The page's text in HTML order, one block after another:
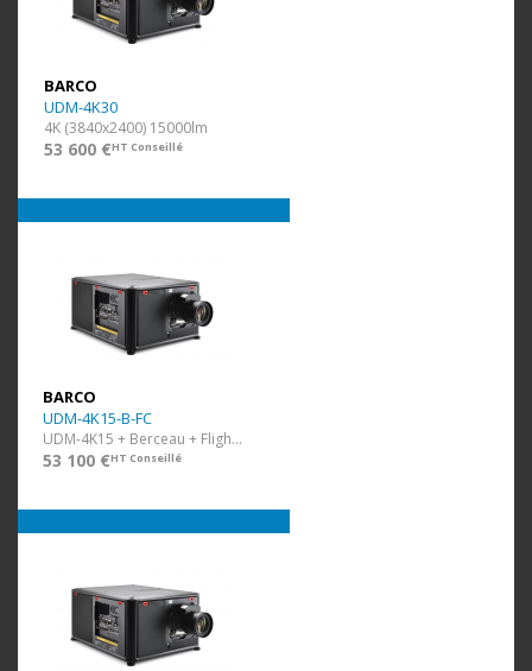
BARCO
UDM-4K30
4K (3840x2400) 15000lm
53 600 €HT Conseillé
BARCO
UDM-4K15-B-FC
UDM-4K15 + Berceau + Flight Case
53 100 €HT Conseillé